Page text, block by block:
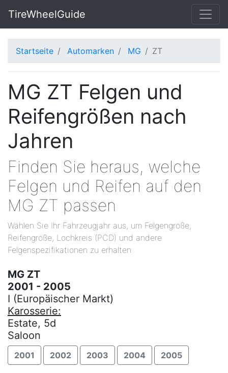
TireWheelGuide
Startseite Automarken MG ZT
MG ZT Felgen und
Reifengrößen nach
Jahren
Finden Sie heraus, welche
Felgen und Reifen auf den
MG ZT passen
Wählen Sie Ihr Fahrzeugjahr aus, um Felgengröße,
Reifengröße, Lochkreis (PCD) und andere
Felgenspezifikationen zu erhalten
MG ZT
2001 - 2005
I (Europäischer Markt)
Karosserie:
Estate, 5d
Saloon
2001 2002 2003 2004 2005